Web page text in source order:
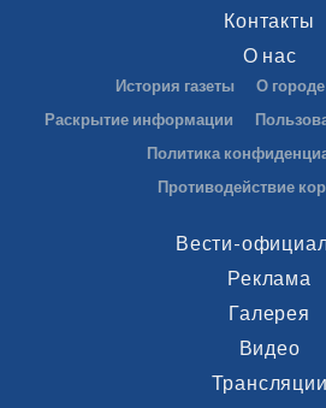
Контакты
О нас
История газеты О городе
Раскрытие информации
Политика
Противодействие
Вести-
Реклама
Галерея
Видео
Трансляции